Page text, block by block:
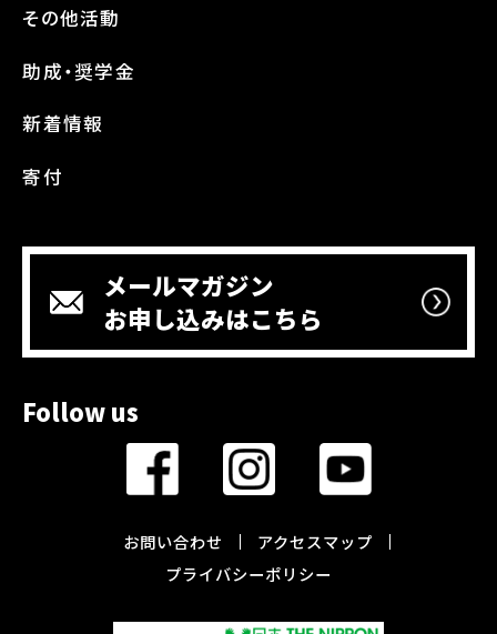
その他活動
助成・奨学金
新着情報
寄付
メールマガジン
お申し込みはこちら
Follow us
お問い合わせ
アクセスマップ
プライバシーポリシー